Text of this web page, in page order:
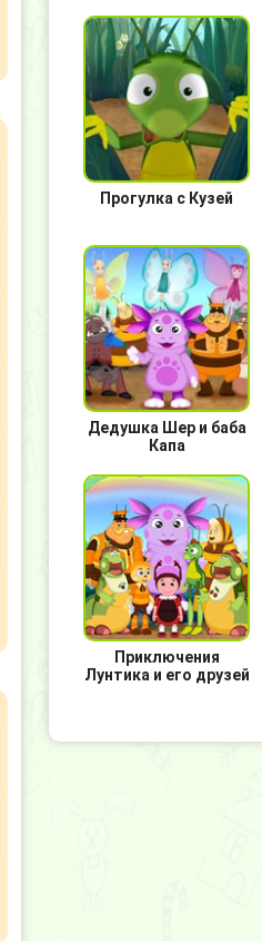
Прогулка с Кузей
Дедушка Шер и баба
Капа
Приключения
Лунтика и его друзей